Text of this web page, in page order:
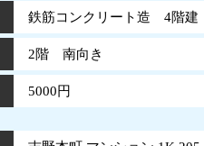
鉄筋コンクリート造 4階建
2階 南向き
5000円